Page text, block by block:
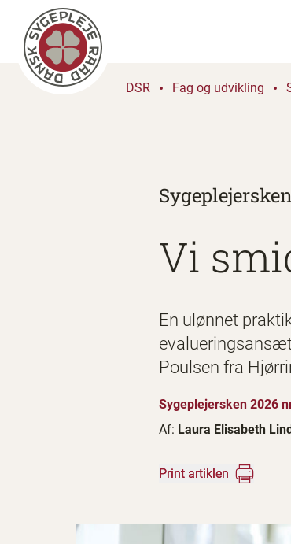
DSR Fag og udvikling
Sygeplejersken
Vi
En ulønnet
Poulsen fra
Sygeplejersken 2026
Af: Laura Elisabeth
Print artiklen